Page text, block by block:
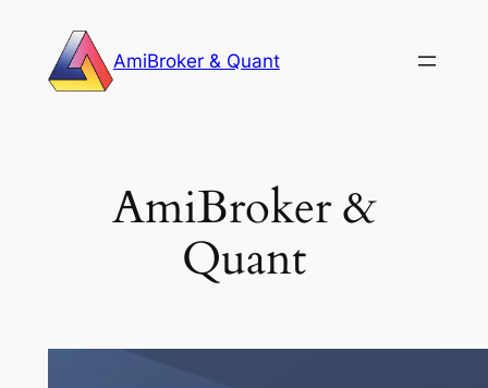
content
AmiBroker & Quant
AmiBroker &
Quant